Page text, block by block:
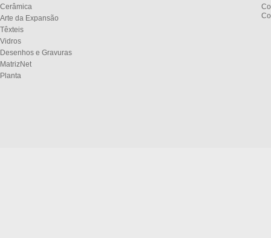
Cerâmica
Arte da Expansão
Têxteis
Vidros
Desenhos e Gravuras
MatrizNet
Planta